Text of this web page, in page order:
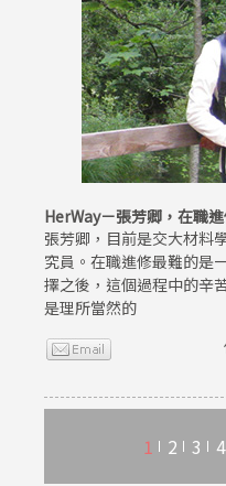
HerWay－張芳卿，在職
張芳卿，目前是交大材料
究員。在職進修最難的是
擇之後，這個過程中的辛
是理所當然的
1 2 3 4